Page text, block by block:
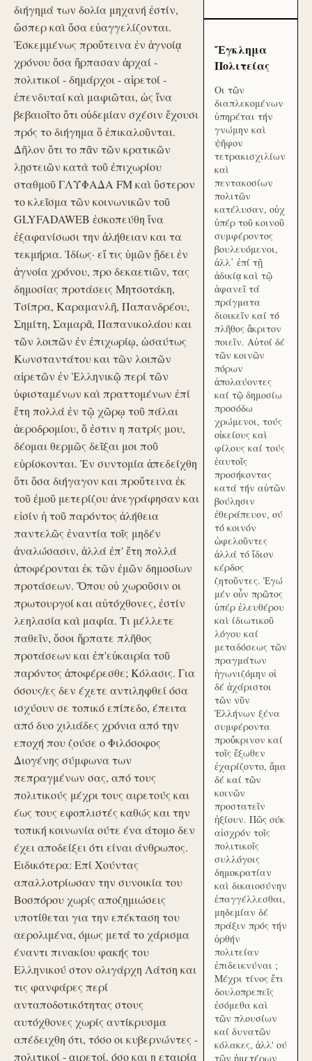
διήγημά των δολία μηχανή ἐστίν,
ὥσπερ καὶ ὅσα εὐαγγελίζονται.
Ἐσκεμμένως προὔτεινα ἐν ἀγνοίᾳ
χρόνου ὅσα ἥρπασαν ἀρχαί -
πολιτικοί - δημάρχοι - αἱρετοί -
ἐπενδυταί καὶ μαφιῶται, ὡς ἵνα
βεβαιοῖτο ὅτι οὐδεμίαν σχέσιν ἔχουσι
πρός το διήγημα ὃ ἐπικαλοῦνται.
Δῆλον ὅτι το πᾶν τῶν κρατικῶν
λῃστειῶν κατὰ τοῦ ἐπιχωρίου
σταθμοῦ ΓΛΥΦΑΔΑ FM καὶ ὕστερον
το κλεῖσμα τῶν κοινωνικῶν τοῦ
GLYFADAWEB ἐσκοπεύθη ἵνα
ἐξαφανίσωσι την ἀλήθειαν και τα
τεκμήρια. Ἰδίως· εἴ τις ὑμῶν ᾔδει ἐν
ἀγνοία χρόνου, προ δεκαετιῶν, τας
δημοσίας προτάσεις Μητσοτάκη,
Τσίπρα, Καραμανλῆ, Παπανδρέου,
Σημίτη, Σαμαρᾶ, Παπανικολάου και
τῶν λοιπῶν ἐν ἐπιχωρίῳ, ὡσαύτως
Κωνσταντάτου και τῶν λοιπῶν
αἱρετῶν ἐν Ἑλληνικῷ περί τῶν
ὑφισταμένων καὶ πραττομένων ἐπί
ἔτη πολλά ἐν τῷ χῶρῳ τοῦ πάλαι
ἀεροδρομίου, ὅ ἐστιν η πατρίς μου,
δέομαι θερμῶς δεῖξαι μοι ποῦ
εὑρίσκονται. Ἐν συντομία ἀπεδείχθη
ὅτι ὅσα διήγαγον και προὔτεινα ἐκ
τοῦ ἐμοῦ μετερίζου ἀνεγράφησαν και
εἰσίν ἡ τοῦ παρόντος ἀλήθεια
παντελῶς ἐναντία τοῖς μηδέν
ἀναλώσασιν, ἀλλά ἐπ' ἔτη πολλά
ἀποφέρονται ἐκ τῶν ἐμῶν δημοσίων
προτάσεων. Ὅπου οὐ χωροῦσιν οι
πρωτουργοί και αὐτόχθονες, ἐστίν
λεηλασία καὶ μαφία. Τι μέλλετε
παθεῖν, ὅσοι ἥρπατε πλῆθος
προτάσεων και ἐπ'εὐκαιρία τοῦ
παρόντος ἀποφέρεσθε; Κόλασις. Για
όσους/ες δεν έχετε αντιληφθεί όσα
ισχύουν σε τοπικό επίπεδο, έπειτα
από δυο χιλιάδες χρόνια από την
εποχή που ζούσε ο Φιλόσοφος
Διογένης σύμφωνα των
πεπραγμένων σας, από τους
πολιτικούς μέχρι τους αιρετούς και
έως τους εφοπλιστές καθώς και την
τοπική κοινωνία ούτε ένα άτομο δεν
έχει αποδείξει ότι είναι άνθρωπος.
Ειδικότερα: Επί Χούντας
απαλλοτρίωσαν την συνοικία του
Βοσπόρου χωρίς αποζημιώσεις
υποτίθεται για την επέκταση του
αερολιμένα, όμως μετά το χάρισμα
έναντι πινακίου φακής του
Ελληνικού στον ολιγάρχη Λάτση και
τις φανφάρες περί
ανταποδοτικότητας στους
αυτόχθονες χωρίς αντίκρυσμα
απέδειχθη ότι, τόσο οι κυβερνώντες -
πολιτικοί - αιρετοί, όσο και η εταιρία
Ἔγκλημα
Πολιτείας
Οι τῶν
διαπλεκομένων
ὑπηρέται τήν
γνώμην καὶ
ψῆφον
τετρακισχιλίων
καὶ
πεντακοσίων
πολιτῶν
κατέλυσαν, οὐχ
ὑπέρ τοῦ κοινοῦ
συμφέροντος
βουλευόμενοι,
ἀλλ᾽ ἐπί τῇ
ἀδικίᾳ καὶ τῷ
ἀφανεῖ τά
πράγματα
διοικεῖν καί τό
πλῆθος ἄκριτον
ποιεῖν. Αὐτοί δέ
τῶν κοινῶν
πόρων
ἀπολαύοντες
καί τῷ δημοσίω
προσόδω
χρώμενοι, τούς
οἰκείους καὶ
φίλους καί τούς
ἑαυτοῖς
προσήκοντας
κατά τήν αὑτῶν
βούλησιν
ἐθεράπευον, ού
τό κοινόν
ὠφελοῦντες
ἀλλά τό ἴδιον
κέρδος
ζητοῦντες. Ἐγώ
μέν οὖν πρῶτος
ὑπέρ ἐλευθέρου
καὶ ίδιωτικοῦ
λόγου καί
μεταδόσεως τῶν
πραγμάτων
ἠγωνιζόμην οἱ
δέ ἀχάριστοι
τῶν νῦν
Ἑλλήνων ξένα
συμφέροντα
προὔκρινον καί
τοῖς ἔξωθεν
ἐχαρίζοντο, ἅμα
δέ καί τῶν
κοινῶν
προστατεῖν
ἠξίουν. Πῶς ούκ
αἰσχρόν τοῖς
πολιτικοῖς
συλλόγοις
δημοκρατίαν
καὶ δικαιοσύνην
ἐπαγγέλλεσθαι,
μηδεμίαν δέ
πράξιν πρός τήν
ὀρθήν
πολιτείαν
ἐπιδεικνύναι ;
Μέχρι τίνος ἔτι
δουλοπρεπεῖς
ἐσόμεθα καὶ
τῶν πλουσίων
καί δυνατῶν
κόλακες, ἀλλ' ού
τῶν ἡμετέρων